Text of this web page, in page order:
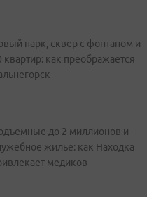
парк, сквер с фонтаном и
квартир: как преображается
до 2 миллионов и
жилье: как Находка
медиков